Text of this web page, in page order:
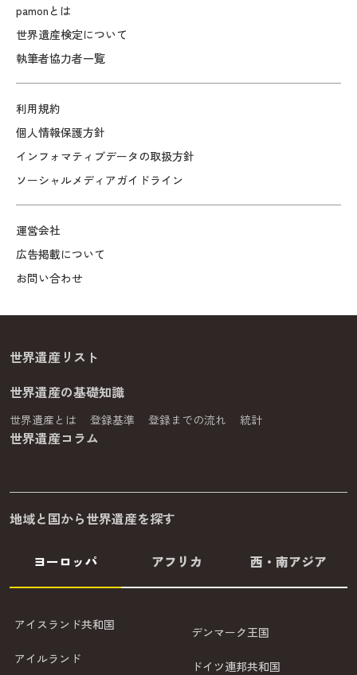
pamonとは
世界遺産検定について
執筆者協力者一覧
利用規約
個人情報保護方針
インフォマティブデータの取扱方針
ソーシャルメディアガイドライン
運営会社
広告掲載について
お問い合わせ
世界遺産リスト
世界遺産の基礎知識
世界遺産とは 登録基準 登録までの流れ 統計
世界遺産コラム
地域と国から世界遺産を探す
ヨーロッパ アフリカ 西・南アジア
アイスランド共和国
アイルランド
デンマーク王国
ドイツ連邦共和国